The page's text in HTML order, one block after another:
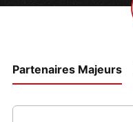
Partenaires Majeurs